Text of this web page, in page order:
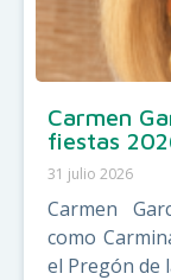
Carmen
fiestas
31 julio 2026
Carmen
como
el Pregón de